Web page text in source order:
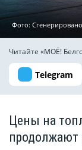
Фото:
Читайте «МОЁ!
Telegram
Цены на
продолжают